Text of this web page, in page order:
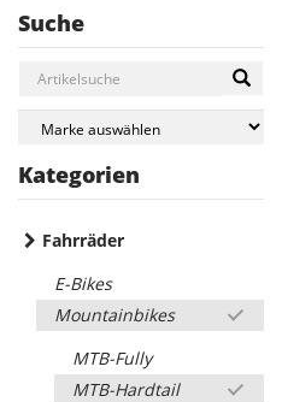
Suche
Kategorien
Fahrräder
E-Bikes
Mountainbikes
MTB-Fully
MTB-Hardtail